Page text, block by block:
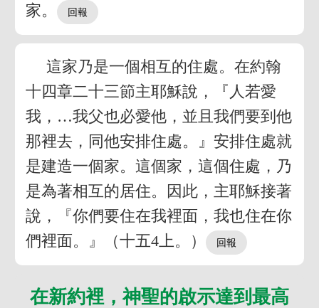
家。
這家乃是一個相互的住處。在約翰
十四章二十三節主耶穌說，『人若愛
我，…我父也必愛他，並且我們要到他
那裡去，同他安排住處。』安排住處就
是建造一個家。這個家，這個住處，乃
是為著相互的居住。因此，主耶穌接著
說，『你們要住在我裡面，我也住在你
們裡面。』（十五4上。）
在新約裡，神聖的啟示達到最高